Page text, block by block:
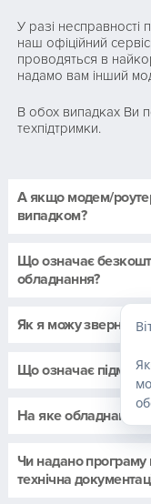
У разі несправності
наш офіційний
проводяться в
надамо вам інший
В обох випадках Ви
техпідтримки.
А якщо модем/
випадком?
Що означає
обладнання?
Як я можу
Що означає
На яке обладнання
Чи надано програму
технічна